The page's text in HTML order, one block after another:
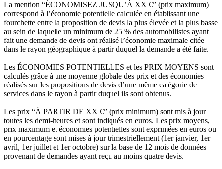
La mention “ÉCONOMISEZ JUSQU’À XX €” (prix maximum)
correspond à l’économie potentielle calculée en établissant une
fourchette entre la proposition de devis la plus élevée et la plus basse
au sein de laquelle un minimum de 25 % des automobilistes ayant
fait une demande de devis ont réalisé l’économie maximale citée
dans le rayon géographique à partir duquel la demande a été faite.
Les ÉCONOMIES POTENTIELLES et les PRIX MOYENS sont
calculés grâce à une moyenne globale des prix et des économies
réalisés sur les propositions de devis d’une même catégorie de
services dans le rayon à partir duquel ils sont obtenus.
Les prix “À PARTIR DE XX €” (prix minimum) sont mis à jour
toutes les demi-heures et sont indiqués en euros. Les prix moyens,
prix maximum et économies potentielles sont exprimées en euros ou
en pourcentage sont mises à jour trimestriellement (1er janvier, 1er
avril, 1er juillet et 1er octobre) sur la base de 12 mois de données
provenant de demandes ayant reçu au moins quatre devis.